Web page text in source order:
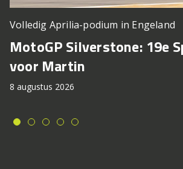
Volledig Aprilia-podium in Engeland
MotoGP Silverstone: 19e
voor Martin
8 augustus 2026